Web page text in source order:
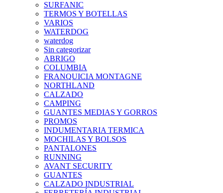
SURFANIC
TERMOS Y BOTELLAS
VARIOS
WATERDOG
waterdog
Sin categorizar
ABRIGO
COLUMBIA
FRANQUICIA MONTAGNE
NORTHLAND
CALZADO
CAMPING
GUANTES MEDIAS Y GORROS
PROMOS
INDUMENTARIA TERMICA
MOCHILAS Y BOLSOS
PANTALONES
RUNNING
AVANT SECURITY
GUANTES
CALZADO INDUSTRIAL